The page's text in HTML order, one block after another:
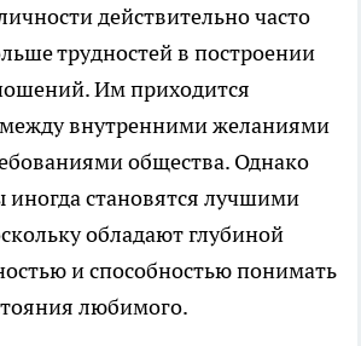
действительно часто
трудностей в построении
Им приходится
между внутренними желаниями
общества. Однако
становятся лучшими
обладают глубиной
и способностью понимать
любимого.